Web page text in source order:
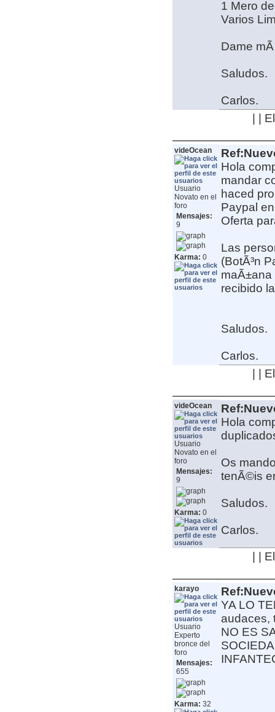
1 Mero
Varios
Dame
Saludos.
Carlos.
| |
videOcean
Usuario
Novato en el
foro
Mensajes:
9
Karma: 0
Hola
mandar
haced
Paypal
Oferta
Las
(BotÃ³n
recibido
Saludos.
Carlos.
| |
videOcean
Usuario
Novato en el
foro
Mensajes:
9
Karma: 0
Hola
Os
tenÃ©is
Saludos.
Carlos.
| |
karayo
Usuario
Experto
bronce del
foro
Mensajes:
655
Karma: 32
YA LO
audaces,
NO ES